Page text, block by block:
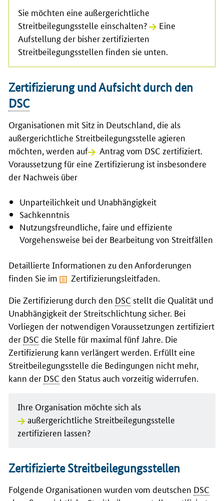
Sie möchten eine außergerichtliche
Streitbeilegungsstelle einschalten?
Eine
Aufstellung der bisher zertifizierten
Streitbeilegungsstellen finden sie unten.
Zertifizierung und Aufsicht durch den
DSC
Organisationen mit Sitz in Deutschland, die als
außergerichtliche Streitbeilegungsstelle agieren
möchten, werden auf
Antrag vom DSC zertifiziert.
Voraussetzung für eine Zertifizierung ist insbesondere
der Nachweis über
Unparteilichkeit und Unabhängigkeit
Sachkenntnis
Nutzungsfreundliche, faire und effiziente
Vorgehensweise bei der Bearbeitung von Streitfällen
Detaillierte Informationen zu den Anforderungen
finden Sie im
Zertifizierungsleitfaden.
Die Zertifizierung durch den DSC stellt die Qualität und
Unabhängigkeit der Streitschlichtung sicher. Bei
Vorliegen der notwendigen Voraussetzungen zertifiziert
der DSC die Stelle für maximal fünf Jahre. Die
Zertifizierung kann verlängert werden. Erfüllt eine
Streitbeilegungsstelle die Bedingungen nicht mehr,
kann der DSC den Status auch vorzeitig widerrufen.
Ihre Organisation möchte sich als
außergerichtliche Streitbeilegungsstelle
zertifizieren lassen?
Zertifizierte Streitbeilegungsstellen
Folgende Organisationen wurden vom deutschen DSC